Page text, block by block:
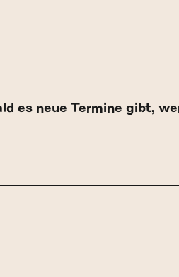
es neue Termine gibt,